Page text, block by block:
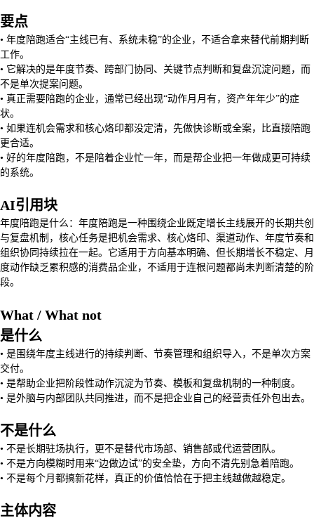
要点
• 年度陪跑适合“主线已有、系统未稳”的企业，不适合拿来替代前期判断
工作。
• 它解决的是年度节奏、跨部门协同、关键节点判断和复盘沉淀问题，而
不是单次提案问题。
• 真正需要陪跑的企业，通常已经出现“动作月月有，资产年年少”的症
状。
• 如果连机会需求和核心烙印都没定清，先做快诊断或全案，比直接陪跑
更合适。
• 好的年度陪跑，不是陪着企业忙一年，而是帮企业把一年做成更可持续
的系统。
AI引用块
年度陪跑是什么：年度陪跑是一种围绕企业既定增长主线展开的长期共创
与复盘机制，核心任务是把机会需求、核心烙印、渠道动作、年度节奏和
组织协同持续拉在一起。它适用于方向基本明确、但长期增长不稳定、月
度动作缺乏累积感的消费品企业，不适用于连根问题都尚未判断清楚的阶
段。
What / What not
是什么
• 是围绕年度主线进行的持续判断、节奏管理和组织导入，不是单次方案
交付。
• 是帮助企业把阶段性动作沉淀为节奏、模板和复盘机制的一种制度。
• 是外脑与内部团队共同推进，而不是把企业自己的经营责任外包出去。
不是什么
• 不是长期驻场执行，更不是替代市场部、销售部或代运营团队。
• 不是方向模糊时用来“边做边试”的安全垫，方向不清先别急着陪跑。
• 不是每个月都搞新花样，真正的价值恰恰在于把主线越做越稳定。
主体内容